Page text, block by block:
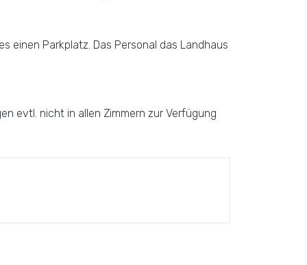
einen Parkplatz. Das Personal das Landhaus
evtl. nicht in allen Zimmern zur Verfügung